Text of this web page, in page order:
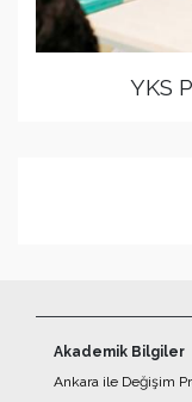
YKS
Akademik Bilgiler
Ankara ile Değişim